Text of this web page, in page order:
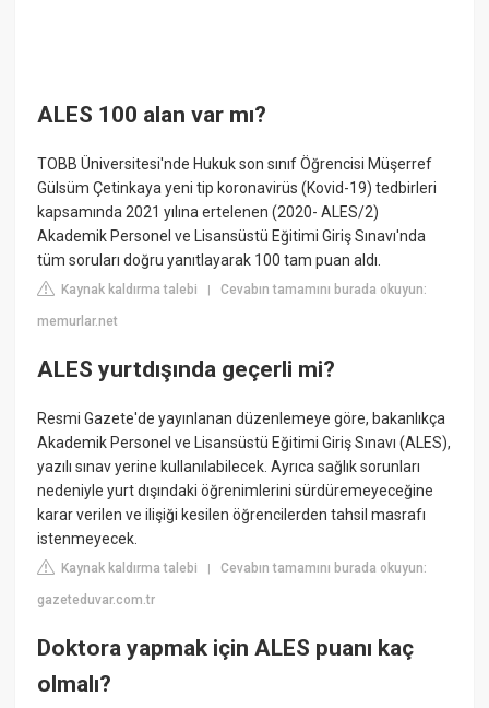
ALES 100 alan var mı?
TOBB Üniversitesi'nde Hukuk son sınıf Öğrencisi Müşerref
Gülsüm Çetinkaya yeni tip koronavirüs (Kovid-19) tedbirleri
kapsamında 2021 yılına ertelenen (2020- ALES/2)
Akademik Personel ve Lisansüstü Eğitimi Giriş Sınavı'nda
tüm soruları doğru yanıtlayarak 100 tam puan aldı.
Kaynak kaldırma talebi |Cevabın tamamını burada okuyun:
memurlar.net
ALES yurtdışında geçerli mi?
Resmi Gazete'de yayınlanan düzenlemeye göre, bakanlıkça
Akademik Personel ve Lisansüstü Eğitimi Giriş Sınavı (ALES),
yazılı sınav yerine kullanılabilecek. Ayrıca sağlık sorunları
nedeniyle yurt dışındaki öğrenimlerini sürdüremeyeceğine
karar verilen ve ilişiği kesilen öğrencilerden tahsil masrafı
istenmeyecek.
Kaynak kaldırma talebi |Cevabın tamamını burada okuyun:
gazeteduvar.com.tr
Doktora yapmak için ALES puanı kaç
olmalı?